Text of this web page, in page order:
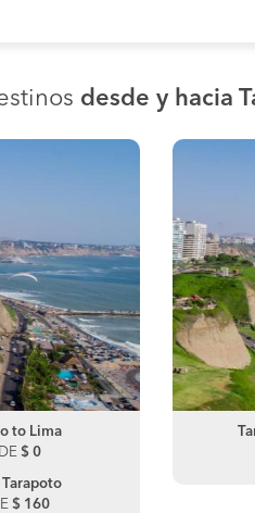
desde y hacia
to Lima
$ 0
$ 160